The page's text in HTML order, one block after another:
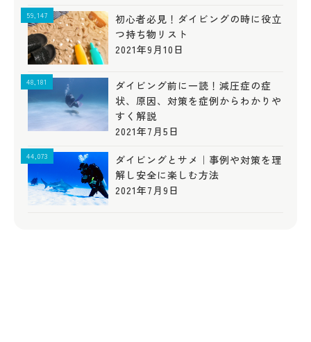
59,147
初心者必見！ダイビングの時に役立
つ持ち物リスト
2021年9月10日
48,181
ダイビング前に一読！減圧症の症
状、原因、対策を症例からわかりや
すく解説
2021年7月5日
44,073
ダイビングとサメ｜事例や対策を理
解し安全に楽しむ方法
2021年7月9日